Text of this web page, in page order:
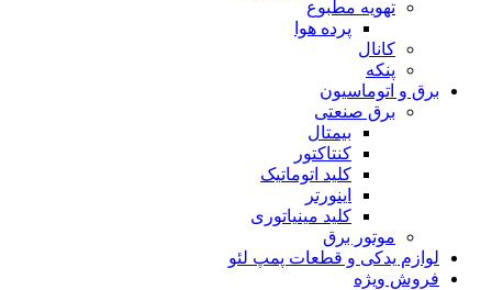
تهویه مطبوع
پرده هوا
کانال
پنکه
برق و اتوماسیون
برق صنعتی
بیمتال
کنتاکتور
کلید اتوماتیک
اینورتر
کلید مینیاتوری
موتور برق
لوازم یدکی و قطعات پمپ لئو
فروش ویژه